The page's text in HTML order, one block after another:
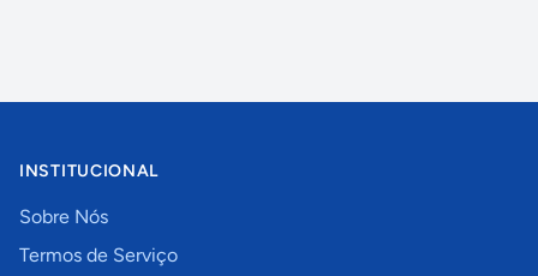
INSTITUCIONAL
Sobre Nós
Termos de Serviço